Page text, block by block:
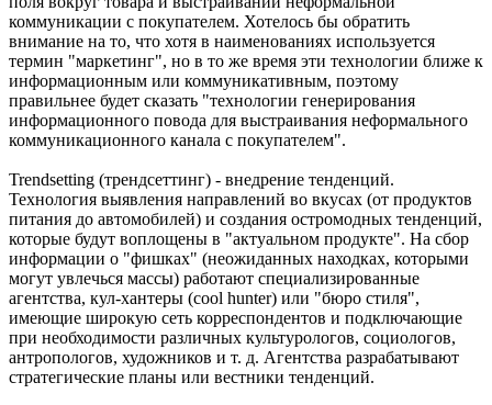
коммуникации с покупателем. Хотелось бы обратить
внимание на то, что хотя в наименованиях используется
термин "маркетинг", но в то же время эти технологии ближе к
информационным или коммуникативным, поэтому
правильнее будет сказать "технологии генерирования
информационного повода для выстраивания неформального
коммуникационного канала с покупателем".
Trendsetting (трендсеттинг) - внедрение тенденций.
Технология выявления направлений во вкусах (от продуктов
питания до автомобилей) и создания остромодных тенденций,
которые будут воплощены в "актуальном продукте". На сбор
информации о "фишках" (неожиданных находках, которыми
могут увлечься массы) работают специализированные
агентства, кул-хантеры (cool hunter) или "бюро стиля",
имеющие широкую сеть корреспондентов и подключающие
при необходимости различных культурологов, социологов,
антропологов, художников и т. д. Агентства разрабатывают
стратегические планы или вестники тенденций.